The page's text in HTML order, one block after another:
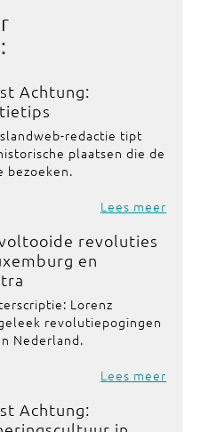
Achtung:
redactie tipt
plaatsen die de
bezoeken.
Lees meer
revoluties
en
Lorenz
revolutiepogingen
Nederland.
Lees meer
Achtung: